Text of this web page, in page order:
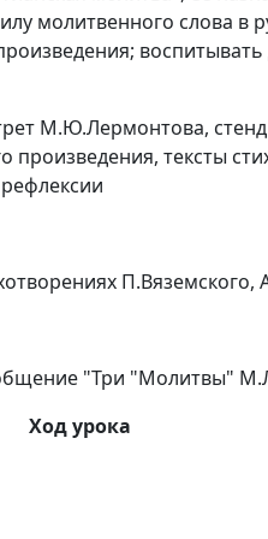
молитвенного слова в
М.Ю.Лермонтова,
произведения, тексты
П.Вяземского,
"Три "Молитвы"
Ход урока